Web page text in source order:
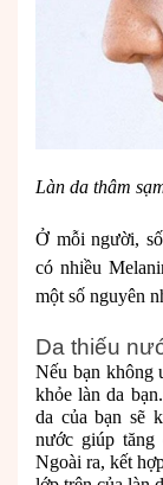
Làn da thâm
Ở mỗi người,
có nhiều
một số nguyên
Da thiếu
Nếu bạn không
khỏe làn da
da của bạn sẽ
nước giúp tăng
Ngoài ra, kết